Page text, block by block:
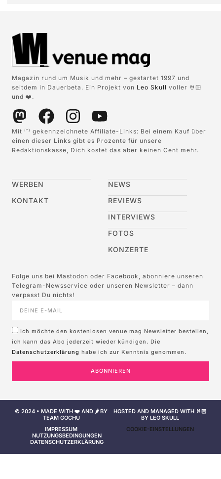
Magazin rund um Musik und mehr – gestartet 1997 und
seitdem in Dauerbeta. Ein Projekt von Leo Skull voller 🤘🏻
und ❤️.
Mit (*)
gekennzeichnete Affiliate-Links: Bei einem Kauf über
einen dieser Links gibt es Prozente für unsere
Redaktionskasse, Dich kostet das aber keinen Cent mehr.
WERBEN
KONTAKT
NEWS
REVIEWS
INTERVIEWS
FOTOS
KONZERTE
Folge uns bei Mastodon oder Facebook, abonniere unseren
Telegram-Newsservice oder unseren Newsletter – dann
verpasst Du nichts!
Ich möchte den kostenlosen venue mag Newsletter bestellen,
ich kann das Abo jederzeit wieder kündigen. Die
Datenschutzerklärung habe ich zur Kenntnis genommen.
ABONNIEREN
© 2024 • MADE WITH ❤️ AND 🌶️ BY
TEAM GOCHU
HOSTED AND MANAGED WITH 🤘🏻
BY LEO SKULL
IMPRESSUM
NUTZUNGSBEDINGUNGEN
DATENSCHUTZERKLÄRUNG
COOKIE-EINSTELLUNGEN